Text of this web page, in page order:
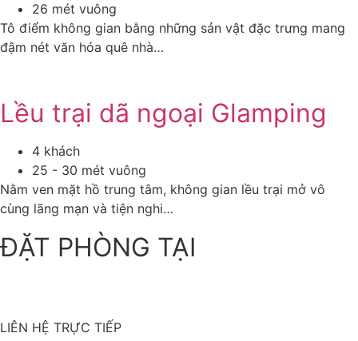
26 mét vuông
Tô điểm không gian bằng những sản vật đặc trưng mang
đậm nét văn hóa quê nhà…
Lều trại dã ngoại Glamping
4 khách
25 - 30 mét vuông
Nằm ven mặt hồ trung tâm, không gian lều trại mở vô
cùng lãng mạn và tiện nghi…
ĐẶT PHÒNG TẠI
LIÊN HỆ TRỰC TIẾP